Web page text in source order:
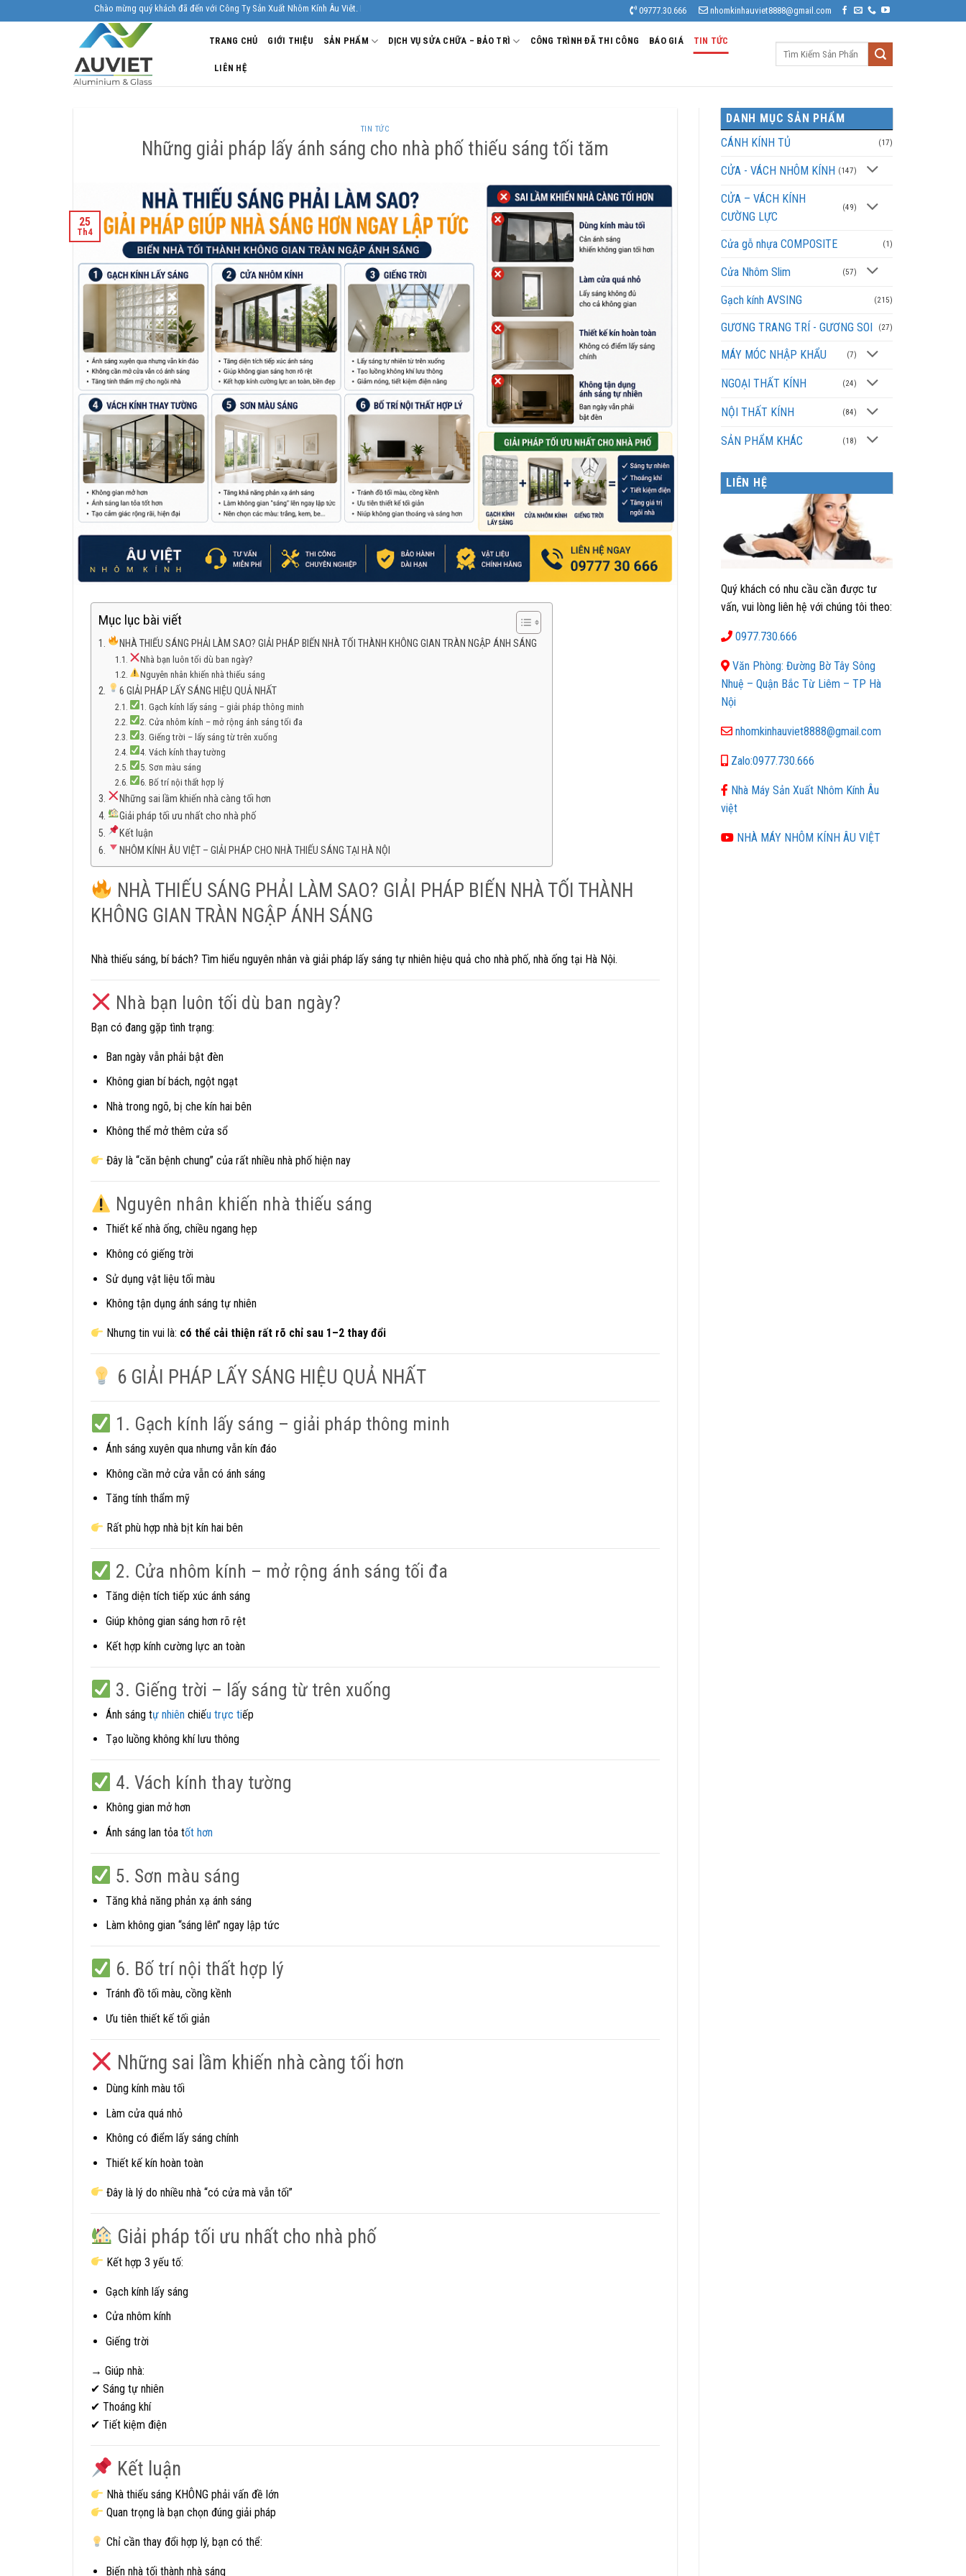
to
Chào mừng quý khách đã đến với Công Ty Sản Xuất Nhôm Kính Âu Viêt. Nhà Sản xuất - Thi công Nhôm kính uy tín, chất lượng. 09777.30.666 nhomkinhauviet8888@gmail.com
TRANG CHỦ GIỚI THIỆU SẢN PHẨM DỊCH VỤ SỬA CHỮA – BẢO TRÌ CÔNG TRÌNH ĐÃ THI CÔNG BÁO GIÁ TIN TỨC
LIÊN HỆ
TIN TỨC
Những giải pháp lấy ánh sáng cho nhà phố thiếu sáng tối tăm
25
Th4
Mục lục bài viết
NHÀ THIẾU SÁNG PHẢI LÀM SAO? GIẢI PHÁP BIẾN NHÀ TỐI THÀNH KHÔNG GIAN TRÀN NGẬP ÁNH SÁNG
Nhà bạn luôn tối dù ban ngày?
Nguyên nhân khiến nhà thiếu sáng
6 GIẢI PHÁP LẤY SÁNG HIỆU QUẢ NHẤT
1. Gạch kính lấy sáng – giải pháp thông minh
2. Cửa nhôm kính – mở rộng ánh sáng tối đa
3. Giếng trời – lấy sáng từ trên xuống
4. Vách kính thay tường
5. Sơn màu sáng
6. Bố trí nội thất hợp lý
Những sai lầm khiến nhà càng tối hơn
Giải pháp tối ưu nhất cho nhà phố
Kết luận
NHÔM KÍNH ÂU VIỆT – GIẢI PHÁP CHO NHÀ THIẾU SÁNG TẠI HÀ NỘI
NHÀ THIẾU SÁNG PHẢI LÀM SAO? GIẢI PHÁP BIẾN NHÀ TỐI THÀNH
KHÔNG GIAN TRÀN NGẬP ÁNH SÁNG
Nhà thiếu sáng, bí bách? Tìm hiểu nguyên nhân và giải pháp lấy sáng tự nhiên hiệu quả cho nhà phố, nhà ống tại Hà Nội.
Nhà bạn luôn tối dù ban ngày?
Bạn có đang gặp tình trạng:
Ban ngày vẫn phải bật đèn
Không gian bí bách, ngột ngạt
Nhà trong ngõ, bị che kín hai bên
Không thể mở thêm cửa sổ
Đây là “căn bệnh chung” của rất nhiều nhà phố hiện nay
Nguyên nhân khiến nhà thiếu sáng
Thiết kế nhà ống, chiều ngang hẹp
Không có giếng trời
Sử dụng vật liệu tối màu
Không tận dụng ánh sáng tự nhiên
Nhưng tin vui là: có thể cải thiện rất rõ chỉ sau 1–2 thay đổi
6 GIẢI PHÁP LẤY SÁNG HIỆU QUẢ NHẤT
1. Gạch kính lấy sáng – giải pháp thông minh
Ánh sáng xuyên qua nhưng vẫn kín đáo
Không cần mở cửa vẫn có ánh sáng
Tăng tính thẩm mỹ
Rất phù hợp nhà bịt kín hai bên
2. Cửa nhôm kính – mở rộng ánh sáng tối đa
Tăng diện tích tiếp xúc ánh sáng
Giúp không gian sáng hơn rõ rệt
Kết hợp kính cường lực an toàn
3. Giếng trời – lấy sáng từ trên xuống
Ánh sáng tự nhiên chiếu trực tiếp
Tạo luồng không khí lưu thông
4. Vách kính thay tường
Không gian mở hơn
Ánh sáng lan tỏa tốt hơn
5. Sơn màu sáng
Tăng khả năng phản xạ ánh sáng
Làm không gian “sáng lên” ngay lập tức
6. Bố trí nội thất hợp lý
Tránh đồ tối màu, cồng kềnh
Ưu tiên thiết kế tối giản
Những sai lầm khiến nhà càng tối hơn
Dùng kính màu tối
Làm cửa quá nhỏ
Không có điểm lấy sáng chính
Thiết kế kín hoàn toàn
Đây là lý do nhiều nhà “có cửa mà vẫn tối”
Giải pháp tối ưu nhất cho nhà phố
Kết hợp 3 yếu tố:
Gạch kính lấy sáng
Cửa nhôm kính
Giếng trời
→ Giúp nhà:
✔ Sáng tự nhiên
✔ Thoáng khí
✔ Tiết kiệm điện
Kết luận
Nhà thiếu sáng KHÔNG phải vấn đề lớn
Quan trọng là bạn chọn đúng giải pháp
Chỉ cần thay đổi hợp lý, bạn có thể:
Biến nhà tối thành nhà sáng
DANH MỤC SẢN PHẨM
CÁNH KÍNH TỦ
(17)
CỬA - VÁCH NHÔM KÍNH (147)
CỬA – VÁCH KÍNH
CƯỜNG LỰC
(49)
Cửa gỗ nhựa COMPOSITE (1)
Cửa Nhôm Slim (57)
Gạch kính AVSING (215)
GƯƠNG TRANG TRÍ - GƯƠNG SOI (27)
MÁY MÓC NHẬP KHẨU (7)
NGOẠI THẤT KÍNH (24)
NỘI THẤT KÍNH (84)
SẢN PHẨM KHÁC (18)
LIÊN HỆ
Quý khách có nhu cầu cần được tư
vấn, vui lòng liên hệ với chúng tôi theo:
0977.730.666
Văn Phòng: Đường Bờ Tây Sông
Nhuệ – Quận Bắc Từ Liêm – TP Hà
Nội
nhomkinhauviet8888@gmail.com
Zalo:0977.730.666
Nhà Máy Sản Xuất Nhôm Kính Âu
việt
NHÀ MÁY NHÔM KÍNH ÂU VIỆT